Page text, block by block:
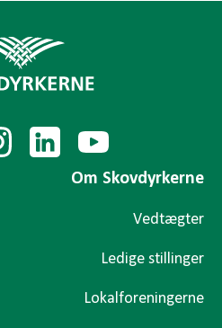
Om Skovdyrkerne
Vedtægter
Ledige stillinger
Lokalforeningerne